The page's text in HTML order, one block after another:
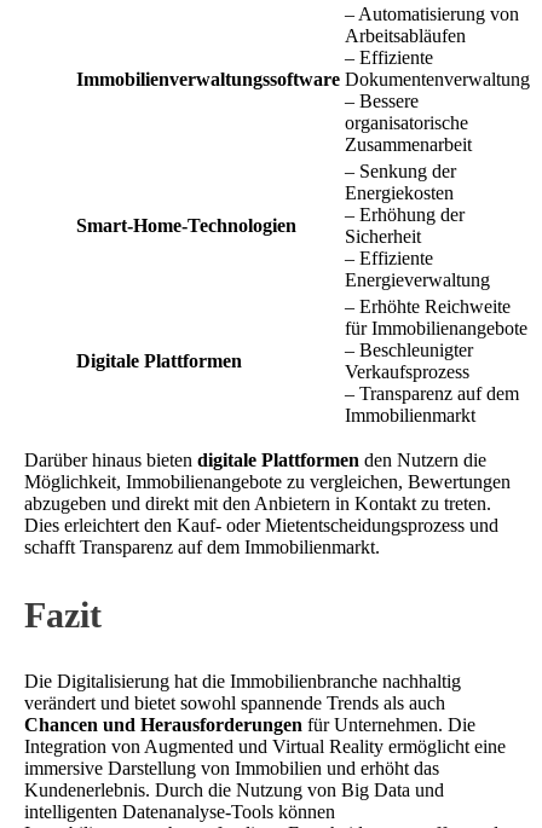
Immobilienverwaltungssoftware
– Automatisierung von
Arbeitsabläufen
– Effiziente
Dokumentenverwaltung
– Bessere
organisatorische
Zusammenarbeit
Smart-Home-Technologien
– Senkung der
Energiekosten
– Erhöhung der
Sicherheit
– Effiziente
Energieverwaltung
Digitale Plattformen
– Erhöhte Reichweite
für Immobilienangebote
– Beschleunigter
Verkaufsprozess
– Transparenz auf dem
Immobilienmarkt
Darüber hinaus bieten digitale Plattformen den Nutzern die
Möglichkeit, Immobilienangebote zu vergleichen, Bewertungen
abzugeben und direkt mit den Anbietern in Kontakt zu treten.
Dies erleichtert den Kauf- oder Mietentscheidungsprozess und
schafft Transparenz auf dem Immobilienmarkt.
Fazit
Die Digitalisierung hat die Immobilienbranche nachhaltig
verändert und bietet sowohl spannende Trends als auch
Chancen und Herausforderungen für Unternehmen. Die
Integration von Augmented und Virtual Reality ermöglicht eine
immersive Darstellung von Immobilien und erhöht das
Kundenerlebnis. Durch die Nutzung von Big Data und
intelligenten Datenanalyse-Tools können